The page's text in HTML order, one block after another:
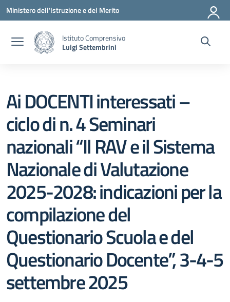
Vai ai contenuti
Vai al menu di navigazione
Vai al footer
Ministero dell'Istruzione e del Merito
Istituto Comprensivo
Luigi Settembrini
Ai DOCENTI interessati –
ciclo di n. 4 Seminari
nazionali “Il RAV e il Sistema
Nazionale di Valutazione
2025-2028: indicazioni per la
compilazione del
Questionario Scuola e del
Questionario Docente”, 3-4-5
settembre 2025